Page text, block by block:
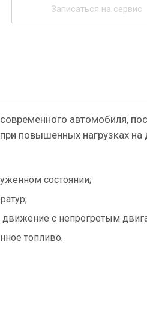
Записаться на сервис
автомобиля,
повышенных нагрузках на
состоянии;
с непрогретым
топливо.